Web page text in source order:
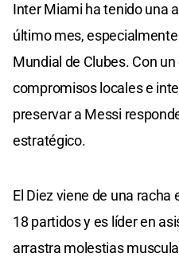
Inter Miami ha tenido una
último mes,
Mundial de Clubes. Con
compromisos locales e
preservar a Messi
estratégico.
El Diez viene de una
18 partidos y es líder en
arrastra molestias